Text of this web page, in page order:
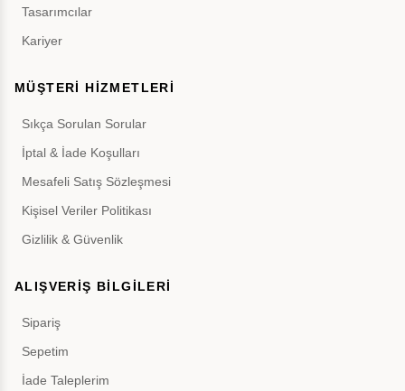
Tasarımcılar
Kariyer
MÜŞTERİ HİZMETLERİ
Sıkça Sorulan Sorular
İptal & İade Koşulları
Mesafeli Satış Sözleşmesi
Kişisel Veriler Politikası
Gizlilik & Güvenlik
ALIŞVERİŞ BİLGİLERİ
Sipariş
Sepetim
İade Taleplerim